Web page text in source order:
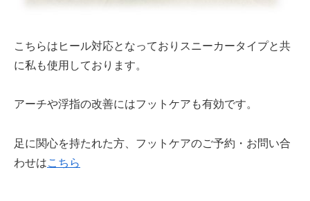
こちらはヒール対応となっておりスニーカータイプと共
に私も使用しております。
アーチや浮指の改善にはフットケアも有効です。
足に関心を持たれた方、フットケアのご予約・お問い合
わせはこちら